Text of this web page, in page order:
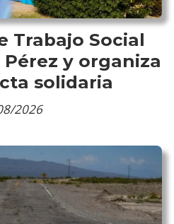
Trabajo Social
y organiza
solidaria
2026